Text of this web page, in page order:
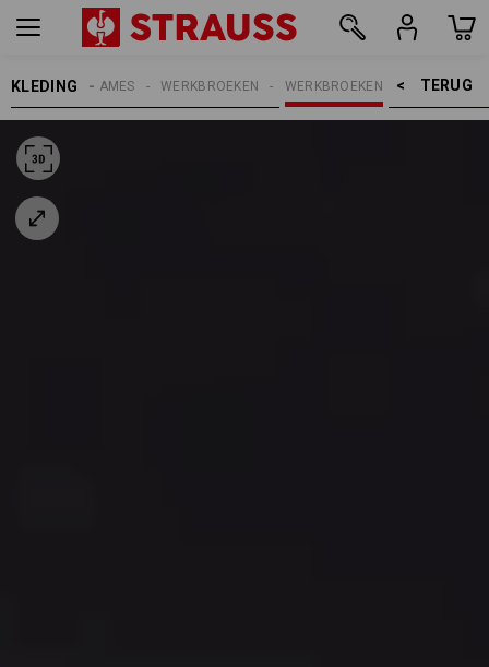
KLEDING TERUG    >
WERKBROEKEN
WERKBROEKEN
DAMES